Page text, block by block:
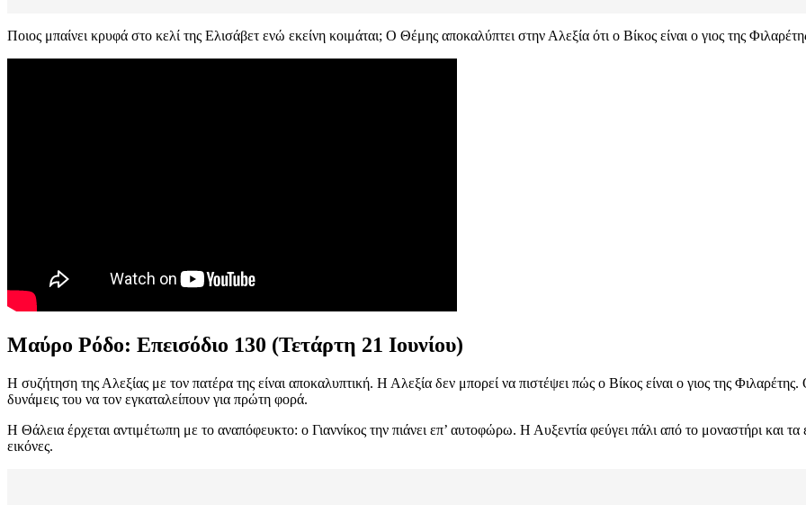
Ποιος μπαίνει κρυφά στο κελί της Ελισάβετ ενώ εκείνη κοιμάται; Ο Θέμης αποκαλύπτει στην Αλεξία ότι ο Βίκος είναι ο γιος της
Μαύρο Ρόδο: Επεισόδιο 130 (Τετάρτη 21 Ιουνίου)
Η συζήτηση της Αλεξίας με τον πατέρα της είναι αποκαλυπτική. Η Αλεξία δεν μπορεί να πιστέψει πώς ο Βίκος είναι ο γιος της
δυνάμεις του να τον εγκαταλείπουν για πρώτη φορά.
Η Θάλεια έρχεται αντιμέτωπη με το αναπόφευκτο: ο Γιαννίκος την πιάνει επ’ αυτοφώρω. Η Αυξεντία φεύγει πάλι από το μοναστήρι και
εικόνες.